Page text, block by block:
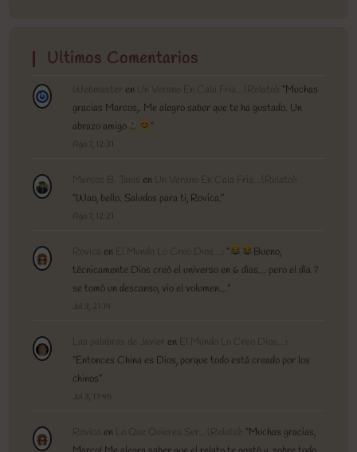
Ultimos Comentarios
Webmaster en Un Verano En Cala Fria…(Relato) : “Muchas
gracias Marcos,. Me alegro saber que te ha gustado. Un
abrazo amigo
”
Ago 7, 12:31
Marcos B. Tanis en Un Verano En Cala Fria…(Relato) :
“Wao, bello. Saludos para ti, Rovica.”
Ago 7, 12:21
Rovica en El Mundo Lo Creo Dios… : “
Bueno,
técnicamente Dios creó el universo en 6 días… pero el día 7
se tomó un descanso, vio el volumen…”
Jul 3, 21:14
Las palabras de Javier en El Mundo Lo Creo Dios… :
“Entonces China es Dios, porque todo está creado por los
chinos”
Jul 3, 17:45
Rovica en Lo Que Quieres Ser…(Relato) : “Muchas gracias,